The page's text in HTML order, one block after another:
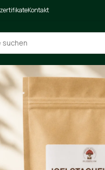
Kontakt